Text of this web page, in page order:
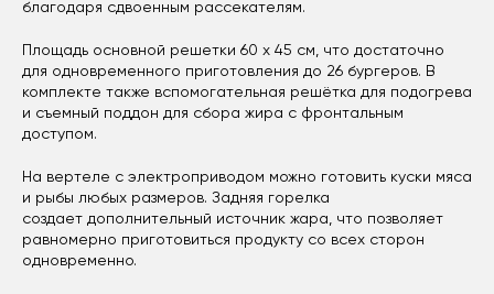
благодаря сдвоенным рассекателям.
Площадь основной решетки 60 х 45 см, что достаточно
для одновременного приготовления до 26 бургеров. В
комплекте также вспомогательная решётка для подогрева
и съемный поддон для сбора жира с фронтальным
доступом.
На вертеле с электроприводом можно готовить куски мяса
и рыбы любых размеров. Задняя горелка
создает дополнительный источник жара, что позволяет
равномерно приготовиться продукту со всех сторон
одновременно.